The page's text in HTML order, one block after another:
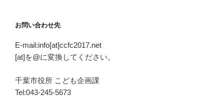
お問い合わせ先
E-mail:info[at]ccfc2017.net
[at]を@に変換してください。
千葉市役所 こども企画課
Tel:043-245-5673